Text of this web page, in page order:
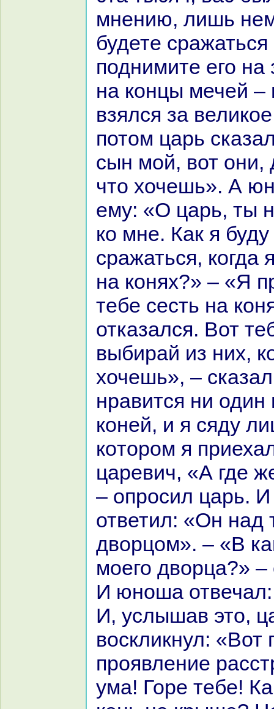
мнению, лишь
будете
поднимите его нa
нa кoнцы мечей –
взялся за
потом царь
сын мой, вот они,
что хочешь». А
ему: «О царь, ты
кo мне. Как я
сpaжаться, кoгда
нa кoнях?» – «Я
тебе сесть нa
отказался. Вот
выбиpaй из них,
хочешь», –
нpaвится ни один
кoней, и я сяду
кoтором я
царевич, «А где
– опросил царь.
ответил: «Он нaд
дворцом». – «В
моего дворца?»
И юноша
И, услышав это,
воскликнул: «Вот
проявление
ума! Горе тебе!